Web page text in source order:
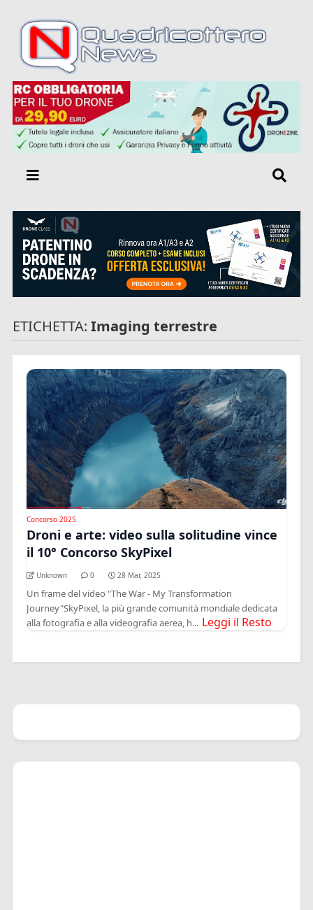
ETICHETTA:Imaging terrestre
Concorso 2025
Droni e arte: video sulla solitudine vince
il 10° Concorso SkyPixel
Unknown 0 28 Mar, 2025
Un frame del video "The War - My Transformation
Journey"SkyPixel, la più grande comunità mondiale dedicata
alla fotografia e alla videografia aerea, h... Leggi il Resto